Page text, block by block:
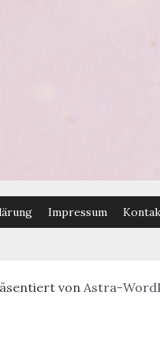
Impressum
von Astra-